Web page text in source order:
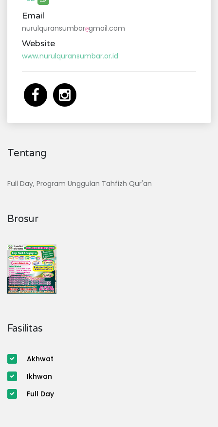
Tentang
Full Day, Program Unggulan Tahfizh Qur'an
Brosur
Fasilitas
Akhwat
Ikhwan
Full Day
Email
nurulquransumbar@gmail.com
Website
www.nurulquransumbar.or.id